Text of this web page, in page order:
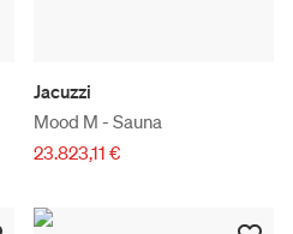
Jacuzzi
Mood M - Sauna
23.823,11 €